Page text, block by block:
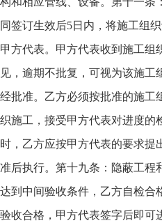
签订生效后5日内，将施工组
方代表。甲方代表收到施工组
，逾期不批复，可视为该施工
批准。乙方必须按批准的施工
施工，接受甲方代表对进度的
，乙方应按甲方代表的要求提
后执行。第十九条：隐蔽工程
到中间验收条件，乙方自检合
收合格，甲方代表签字后即可